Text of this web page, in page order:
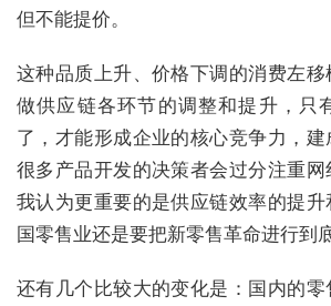
但不能提价。
这种品质上升、价格下调的消费左
做供应链各环节的调整和提升，只
了，才能形成企业的核心竞争力，建
很多产品开发的决策者会过分注重网
我认为更重要的是供应链效率的提升
国零售业还是要把新零售革命进行到底
还有几个比较大的变化是：国内的零